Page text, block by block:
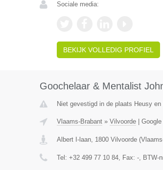
Sociale media:
BEKIJK VOLLEDIG PROFIEL
Goochelaar & Mentalist
Niet gevestigd in de plaats Heusy
Vlaams-Brabant» Vilvoorde|
Albert I-laan, 1800 Vilvoorde(
Tel: +32 499 77 10 84, Fax: -, BTW-